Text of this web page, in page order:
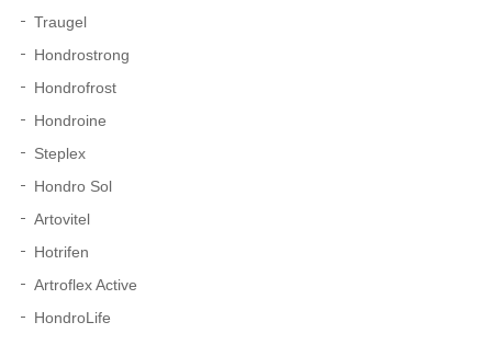
Traugel
Hondrostrong
Hondrofrost
Hondroine
Steplex
Hondro Sol
Artovitel
Hotrifen
Artroflex Active
HondroLife